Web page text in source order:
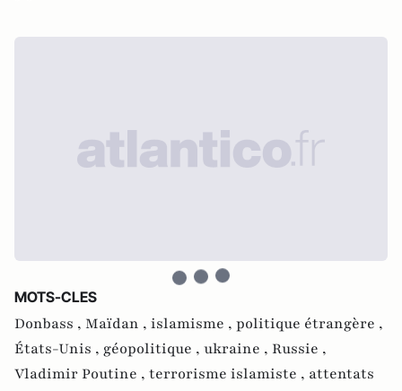
MOTS-CLES
Donbass , Maïdan , islamisme , politique étrangère ,
États-Unis , géopolitique , ukraine , Russie ,
Vladimir Poutine , terrorisme islamiste , attentats